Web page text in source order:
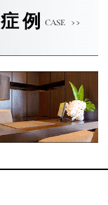
症例 CASE